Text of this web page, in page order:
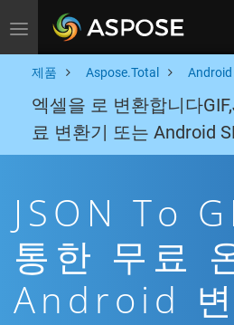
Toggle navigation
제품 Aspose.Total Android
엑셀을 로 변환합니다
료 변환기 또는 Android
JSON To
통한 무료
Android